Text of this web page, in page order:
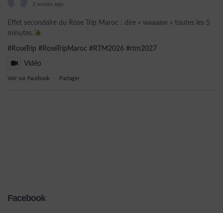
2 weeks ago
Effet secondaire du Rose Trip Maroc : dire « waaaaw » toutes les 5
minutes.
#RoseTrip #RoseTripMaroc #RTM2026 #rtm2027
Vidéo
Voir sur Facebook · Partager
Facebook